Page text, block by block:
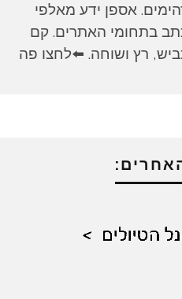
אספן ידע מאלפי
בתחומי האתרים. קם
רץ ושוחה. ⬅️לחצו פה